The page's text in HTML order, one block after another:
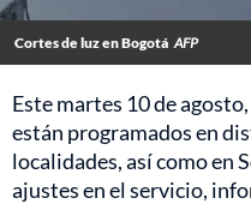
Cortes de luz en Bogotá AFP
Este martes 10 de
están programados en
localidades, así como en
ajustes en el servicio,